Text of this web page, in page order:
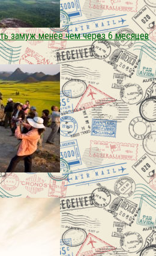
замуж менее чем через 6 месяцев